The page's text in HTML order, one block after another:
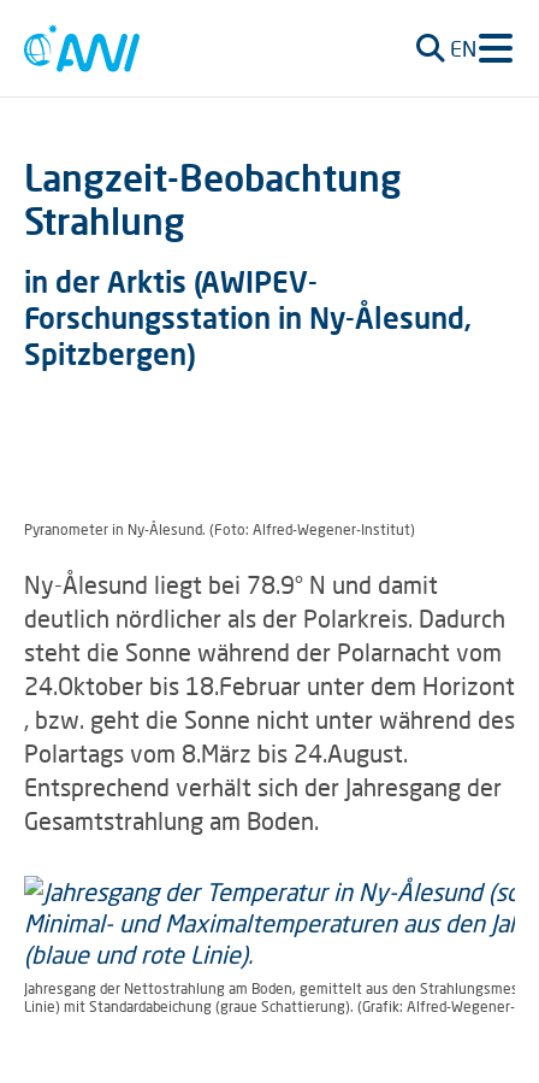
EN
Langzeit-Beobachtung
Strahlung
in der Arktis (AWIPEV-
Forschungsstation in Ny-Ålesund,
Spitzbergen)
Pyranometer in Ny-Ålesund. (Foto: Alfred-Wegener-Institut)
Ny-Ålesund liegt bei 78.9° N und damit
deutlich nördlicher als der Polarkreis. Dadurch
steht die Sonne während der Polarnacht vom
24.Oktober bis 18.Februar unter dem Horizont
, bzw. geht die Sonne nicht unter während des
Polartags vom 8.März bis 24.August.
Entsprechend verhält sich der Jahresgang der
Gesamtstrahlung am Boden.
Jahresgang der Nettostrahlung am Boden, gemittelt aus den
Linie) mit Standardabeichung (graue Schattierung). (Grafik: Alfred-Wegener-